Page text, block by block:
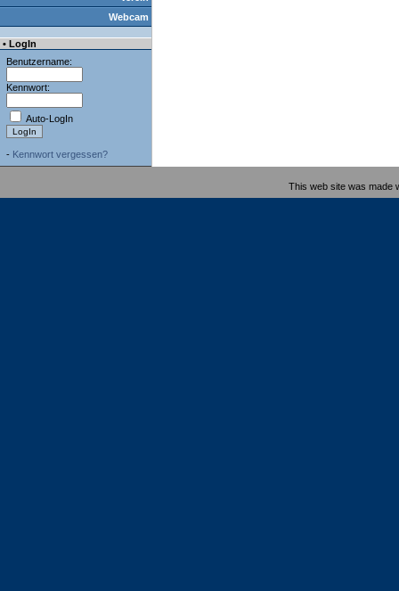
Webcam
• LogIn
Benutzername:
Kennwort:
Auto-LogIn
- Kennwort vergessen?
This web site was made